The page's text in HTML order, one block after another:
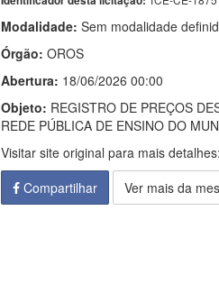
Modalidade: Sem modalidade
Órgão: OROS
Abertura: 18/06/2026 00:00
Objeto: REGISTRO DE PREÇOS
REDE PÚBLICA DE ENSINO DO
Visitar site original para mais detalhes:
Compartilhar
Ver mais da